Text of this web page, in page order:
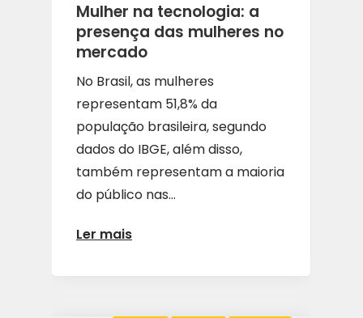
Mulher na tecnologia: a
presença das mulheres no
mercado
No Brasil, as mulheres
representam 51,8% da
população brasileira, segundo
dados do IBGE, além disso,
também representam a maioria
do público nas...
Ler mais